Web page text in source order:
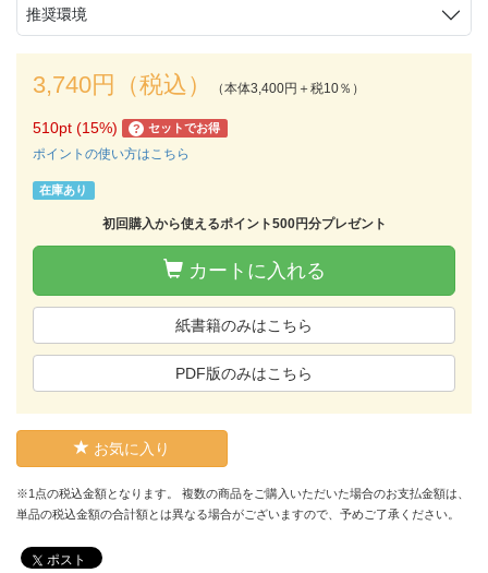
推奨環境
3,740円（税込） （本体3,400円＋税10％）
510pt (15%) ? セットでお得
ポイントの使い方はこちら
在庫あり
初回購入から使えるポイント500円分プレゼント
カートに入れる
紙書籍のみはこちら
PDF版のみはこちら
お気に入り
※1点の税込金額となります。 複数の商品をご購入いただいた場合のお支払金額は、
単品の税込金額の合計額とは異なる場合がございますので、予めご了承ください。
ポスト